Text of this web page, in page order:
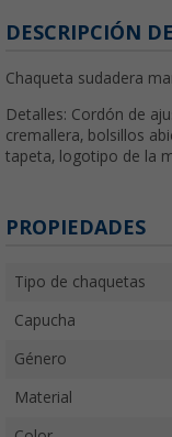
DESCRIPCIÓN
Chaqueta sudadera
Detalles: Cordón de
cremallera, bolsillos
tapeta, logotipo de la
PROPIEDADES
Tipo de chaquetas
Capucha
Género
Material